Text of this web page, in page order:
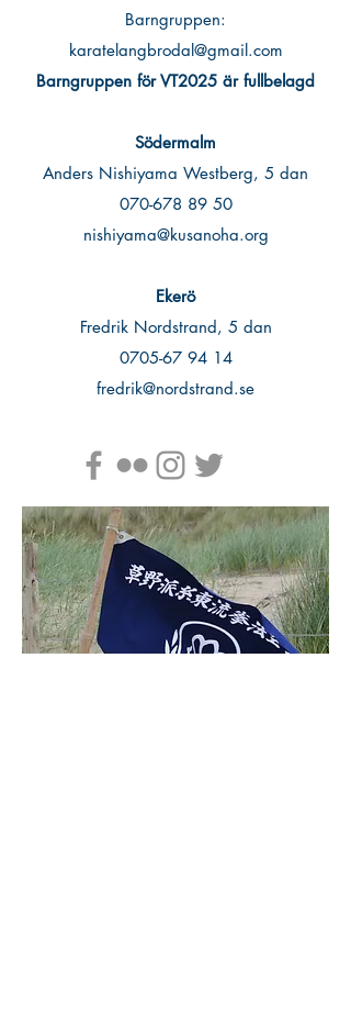
Barngruppen:
karatelangbrodal@gmail.com
Barngruppen för VT2025 är fullbelagd
Södermalm
Anders Nishiyama Westberg, 5 dan
070-678 89 50
nishiyama@kusanoha.org
Ekerö
Fredrik Nordstrand, 5 dan
0705-67 94 14
fredrik@nordstrand.se